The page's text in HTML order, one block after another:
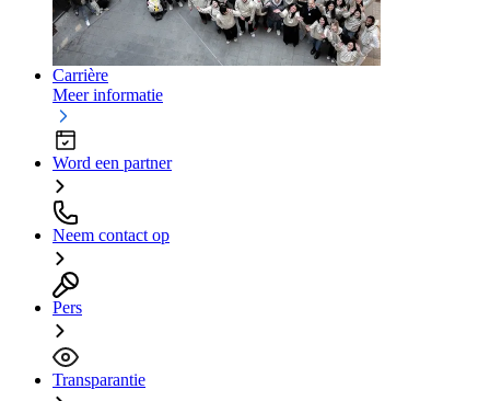
Carrière
Meer informatie
Word een partner
Neem contact op
Pers
Transparantie